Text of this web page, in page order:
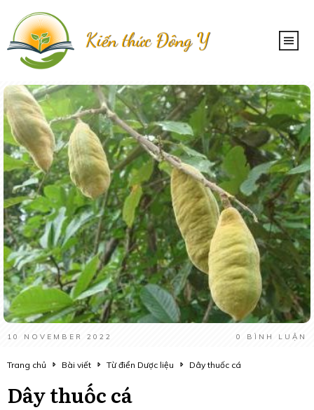
Kiến thức Đông Y
10 NOVEMBER 2022 0 BÌNH LUẬN
Trang chủ Bài viết Từ điển Dược liệu Dây thuốc cá
Dây thuốc cá